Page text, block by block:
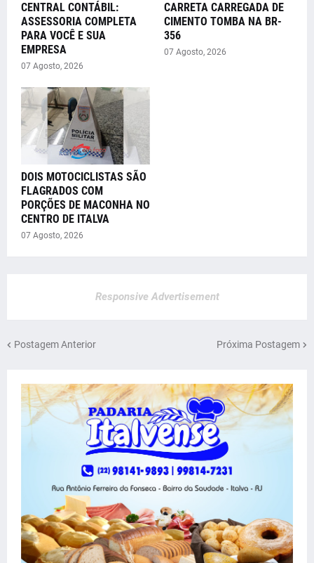
CENTRAL CONTÁBIL:
ASSESSORIA COMPLETA
PARA VOCÊ E SUA
EMPRESA
07 Agosto, 2026
CARRETA CARREGADA DE
CIMENTO TOMBA NA BR-
356
07 Agosto, 2026
DOIS MOTOCICLISTAS SÃO
FLAGRADOS COM
PORÇÕES DE MACONHA NO
CENTRO DE ITALVA
07 Agosto, 2026
Responsive Advertisement
Postagem Anterior Próxima Postagem